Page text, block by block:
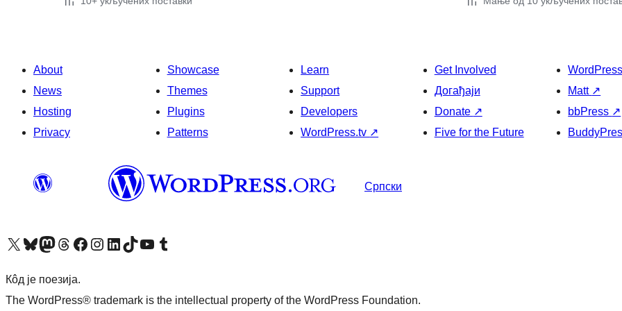
About
News
Hosting
Privacy
Showcase
Themes
Plugins
Patterns
Learn
Support
Developers
WordPress.tv ↗
Get Involved
Догађаји
Donate ↗
Five for the Future
Matt ↗
bbPress ↗
Српски
Visit our X (formerly Twitter) account
Посетите наш Bluesky налог
Visit our Mastodon account
Посетите наш налог на Threads-у Visit our Facebook pageПосетите наш Инстаграм налог
Visit our LinkedIn account
Посетите наш TikTok налог
Visit our YouTube channel
Посетите наш Tumblr налог
Кôд је поезија.
The WordPress® trademark is the intellectual property of the WordPress Foundation.